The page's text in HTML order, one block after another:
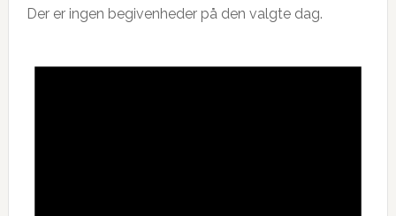
Der er ingen begivenheder på den valgte dag.